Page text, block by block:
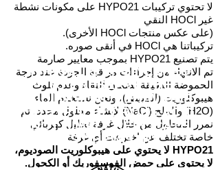
لا تحتوي تركيبات HYPO21 على مكونات نشطة
غير HOCl النقي
(على عكس منتجات HOCl الأخرى).
تركيباتنا هي HOCl في أنقى صوره.
يتم تصنيع HYPO21 بموجب معايير صارمة
تم الانتهاء من إجراءات مراقبة الجودة عند درجة
الحموضة الدقيقة لضمان النقاء وعدم تلوث
هيبوكلوريت (المبيض)، ونحن نستخدم الماء
(H2O) والملح (NaCl) لإنشاء محلول محدد، ثم
نمرر المحلول من خلال غرفة تحليل كهربائي
خاصة تختلف عن اخترعت أي غرفة.
HYPO21 لا يحتوي على هيبوكلوريت الصوديوم،
لا يحتوي على حمض الفوسفوريك أو الكحول.
HYPO21 IS ENGINEERED
TO PRESERVE THE
BIOLOGICAL BEHAVIOUR
OF HYPOCHLOROUS ACID,
NOT SIMPLY REPLICATE
ITS CHEMISTRY.